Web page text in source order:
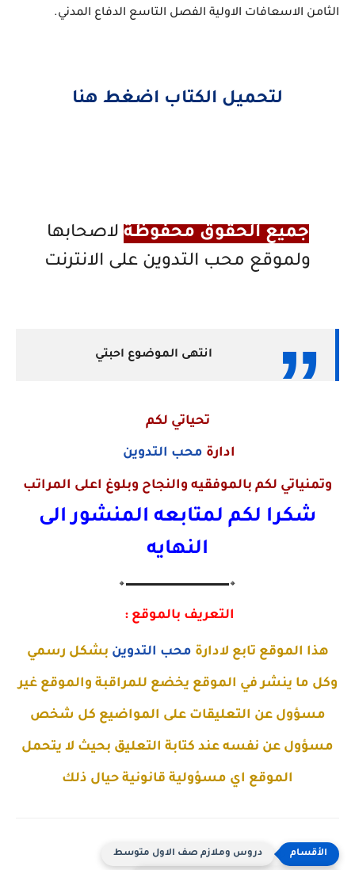
الثامن الاسعافات الاولية الفصل التاسع الدفاع المدني.
لتحميل الكتاب اضغط هنا
جميع الحقوق محفوظة لاصحابها
ولموقع محب التدوين على الانترنت
انتهى الموضوع احبتي
تحياتي لكم
ادارة محب التدوين
وتمنياتي لكم بالموفقيه والنجاح وبلوغ اعلى المراتب
شكرا لكم لمتابعه المنشور الى
النهايه
🔸▬▬▬▬▬▬▬▬▬▬▬▬▬🔸
التعريف بالموقع :
هذا الموقع تابع لادارة محب التدوين بشكل رسمي
وكل ما ينشر في الموقع يخضع للمراقبة والموقع غير
مسؤول عن التعليقات على المواضيع كل شخص
مسؤول عن نفسه عند كتابة التعليق بحيث لا يتحمل
الموقع اي مسؤولية قانونية حيال ذلك
دروس وملازم صف الاول متوسط